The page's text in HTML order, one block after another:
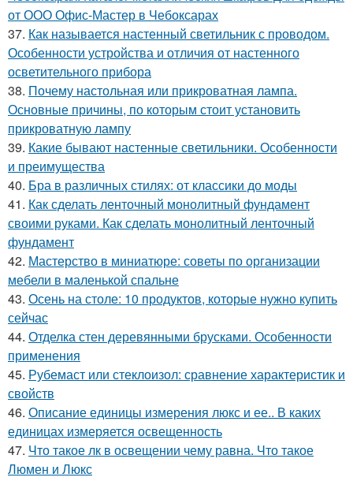
от ООО Офис-Мастер в Чебоксарах
37. Как называется настенный светильник с проводом.
Особенности устройства и отличия от настенного
осветительного прибора
38. Почему настольная или прикроватная лампа.
Основные причины, по которым стоит установить
прикроватную лампу
39. Какие бывают настенные светильники. Особенности
и преимущества
40. Бра в различных стилях: от классики до моды
41. Как сделать ленточный монолитный фундамент
своими руками. Как сделать монолитный ленточный
фундамент
42. Мастерство в миниатюре: советы по организации
мебели в маленькой спальне
43. Осень на столе: 10 продуктов, которые нужно купить
сейчас
44. Отделка стен деревянными брусками. Особенности
применения
45. Рубемаст или стеклоизол: сравнение характеристик и
свойств
46. Описание единицы измерения люкс и ее.. В каких
единицах измеряется освещенность
47. Что такое лк в освещении чему равна. Что такое
Люмен и Люкс